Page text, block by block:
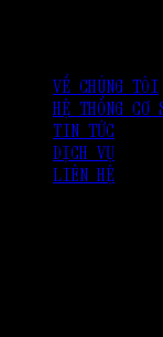
VỀ CHÚNG TÔI
HỆ THỐNG CƠ
TIN TỨC
DỊCH VỤ
LIÊN HỆ